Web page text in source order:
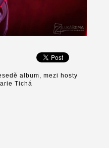
album, mezi hosty
Tichá